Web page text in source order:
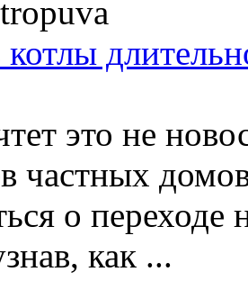
котлы
это не
частных
о переходе
как ...